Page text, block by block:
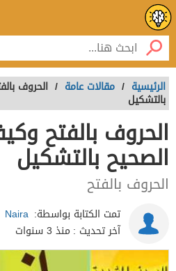
الرئيسية / مقالات عامة / الحروف
بالتشكيل
الحروف بالفتح
الصحيح بالتشكيل
الحروف بالفتح
تمت الكتابة بواسطة: Naira
آخر تحديث : منذ 3 سنوات